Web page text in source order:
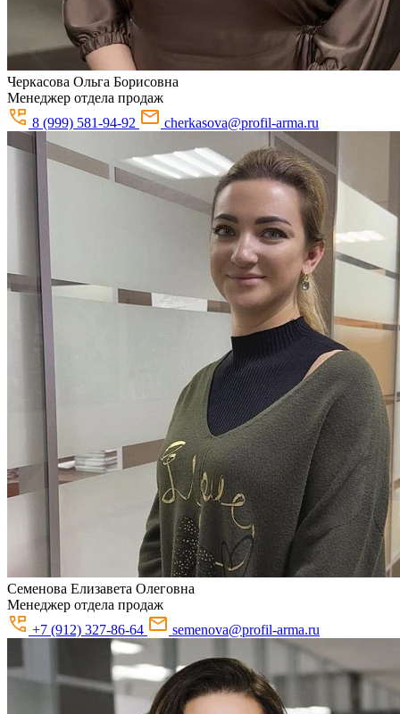
Черкасова Ольга Борисовна
Менеджер отдела продаж
8 (999) 581-94-92
cherkasova@profil-arma.ru
Семенова Елизавета Олеговна
Менеджер отдела продаж
+7 (912) 327-86-64
semenova@profil-arma.ru